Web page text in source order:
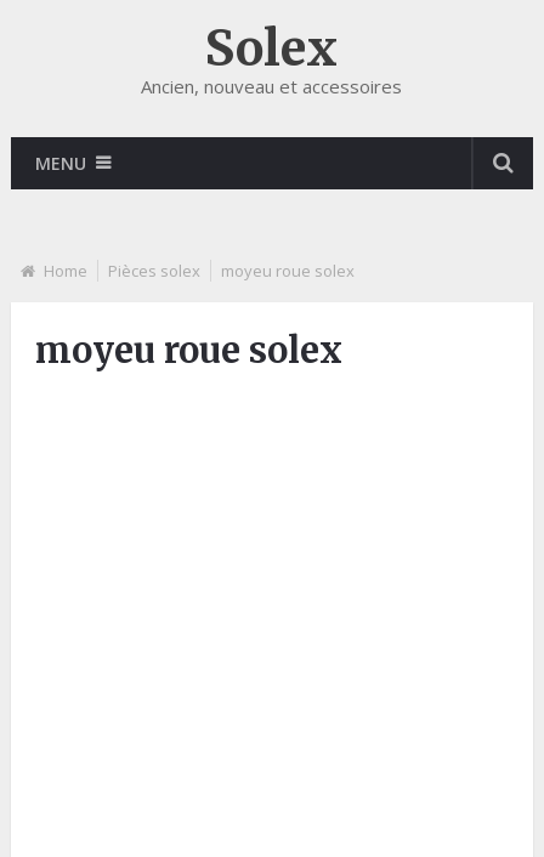
Solex
Ancien, nouveau et accessoires
MENU
Home Pièces solex moyeu roue solex
moyeu roue solex